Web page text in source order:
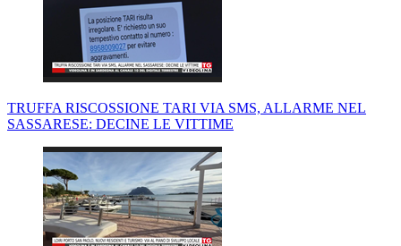
TRUFFA RISCOSSIONE TARI VIA SMS, ALLARME NEL
SASSARESE: DECINE LE VITTIME